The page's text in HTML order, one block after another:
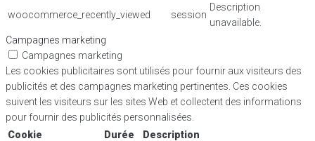
woocommerce_recently_viewed session
Description
unavailable.
Campagnes marketing
Campagnes marketing
Les cookies publicitaires sont utilisés pour fournir aux visiteurs des
publicités et des campagnes marketing pertinentes. Ces cookies
suivent les visiteurs sur les sites Web et collectent des informations
pour fournir des publicités personnalisées.
Cookie
Durée Description